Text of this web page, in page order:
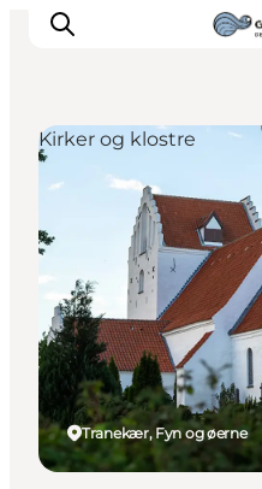
Tranekær, Fyn og øerne
Kirker og klostre